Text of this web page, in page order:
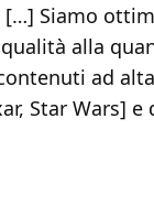
[…] Siamo
alla
ad
Star Wars] e